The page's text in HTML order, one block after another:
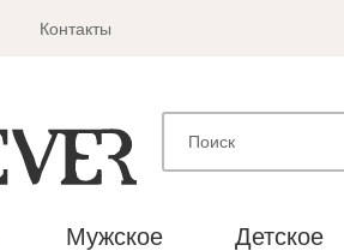
Контакты
Мужское Детское